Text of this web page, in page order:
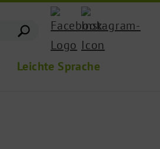
Leichte Sprache